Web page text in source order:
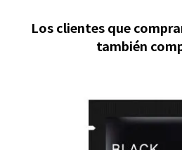
Los clientes que
también